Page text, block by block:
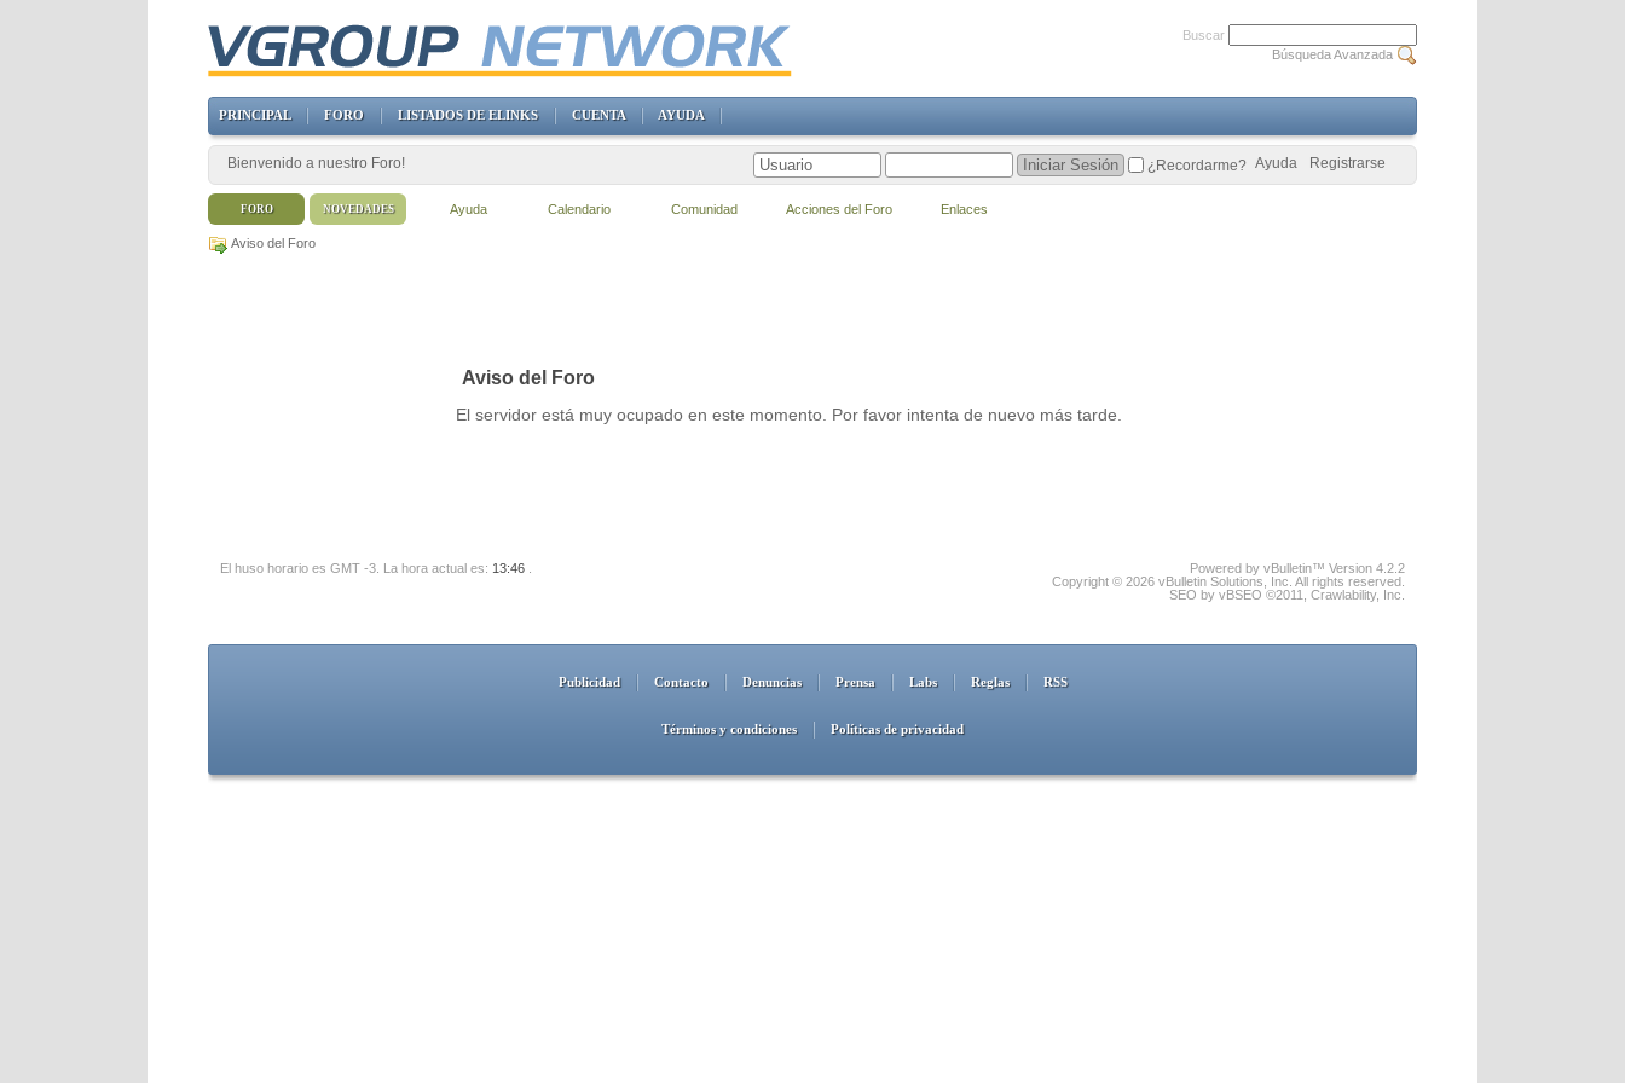
Aviso del Foro
Aviso del Foro
El servidor está muy ocupado en este momento. Por favor intenta de nuevo más tarde.
El huso horario es GMT -3. La hora actual es: 13:46
Powered by vBulletin™ Version 4.2.2
Copyright © 2026 vBulletin Solutions, Inc. All rights reserved.
SEO by vBSEO ©2011, Crawlability, Inc.
Publicidad Contacto Denuncias Prensa Labs Reglas RSS
Términos y condiciones Políticas de privacidad
Buscar
Búsqueda Avanzada
PRINCIPAL FORO LISTADOS DE ELINKS CUENTA AYUDA
Bienvenido a nuestro Foro! Registrarse
Ayuda
¿Recordarme?
FORO Ayuda Calendario Comunidad Acciones del Foro Enlaces
NOVEDADES